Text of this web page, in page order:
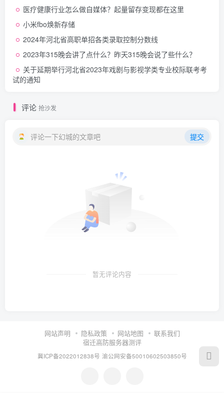
医疗健康行业怎么做自媒体？起量留存变现都在这里
小米fbo焕新存储
2024年河北省高职单招各类录取控制分数线
2023年315晚会讲了点什么？昨天315晚会说了些什么？
关于延期举行河北省2023年戏剧与影视学类专业校际联考考
试的通知
评论 抢沙发
评论一下幻城的文章吧 提交
暂无评论内容
网站声明 隐私政策 网站地图
联系我们
宿迁高防服务器测评
冀ICP备2022012838号 渝公网安备50010602503850号